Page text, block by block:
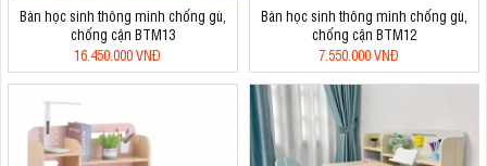
Bàn học sinh thông minh chống gù,
chống cận BTM13
16.450.000 VNĐ
Bàn học sinh thông minh chống gù,
chống cận BTM12
7.550.000 VNĐ